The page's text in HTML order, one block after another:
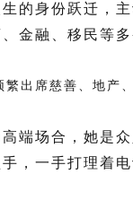
的身份跃迁，
金融、移民等多
出席慈善、地产
端场合，她是
，一手打理着电